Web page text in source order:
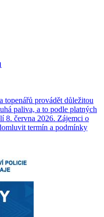
topenářů provádět důležitou
paliva, a to podle platných
8. června 2026. Zájemci o
termín a podmínky